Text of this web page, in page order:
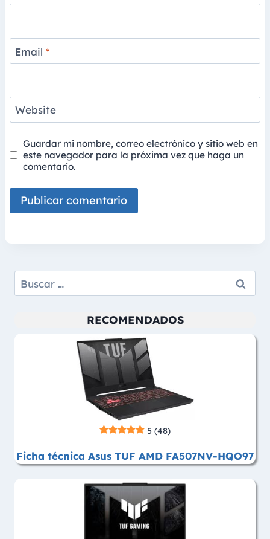
Email *
Website
Guardar mi nombre, correo electrónico y sitio web en
este navegador para la próxima vez que haga un
comentario.
Buscar:
RECOMENDADOS
5 (48)
Ficha técnica Asus TUF AMD FA507NV-HQO97